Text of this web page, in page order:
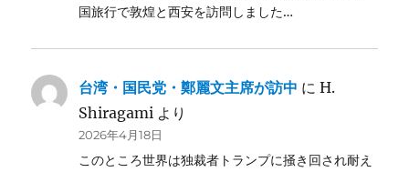
国旅行で敦煌と西安を訪問しました…
台湾・国民党・鄭麗文主席が訪中 にH.
Shiragami より
2026年4月18日
このところ世界は独裁者トランプに掻き回され耐え